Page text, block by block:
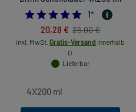
5.0
1*
20,28 € 26,00 €
inkl. MwSt. Gratis-Versand innerhalb
D.
Lieferbar